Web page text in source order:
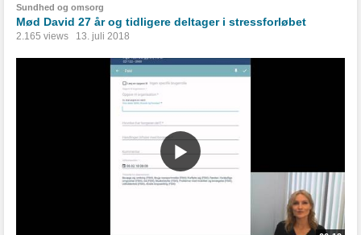
Sundhed og omsorg
Mød David 27 år og tidligere deltager i stressforløbet
2.165 views 13. juli 2018